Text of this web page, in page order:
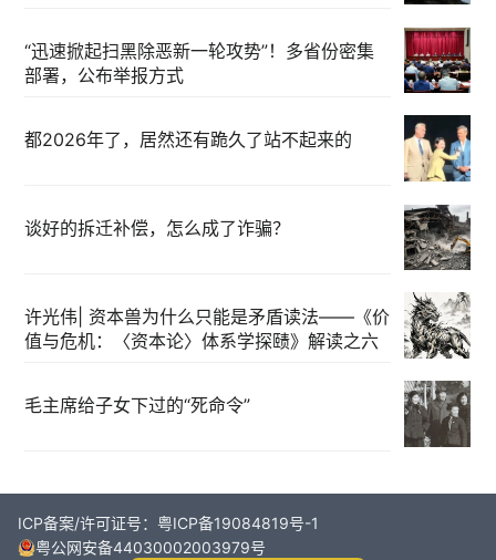
“迅速掀起扫黑除恶新一轮攻势”！多省份密集
部署，公布举报方式
都2026年了，居然还有跪久了站不起来的
谈好的拆迁补偿，怎么成了诈骗？
许光伟| 资本兽为什么只能是矛盾读法——《价
值与危机：〈资本论〉体系学探赜》解读之六
毛主席给子女下过的“死命令”
ICP备案/许可证号：粤ICP备19084819号-1
粤公网安备44030002003979号